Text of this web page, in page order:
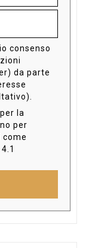
consenso
da parte
la
per